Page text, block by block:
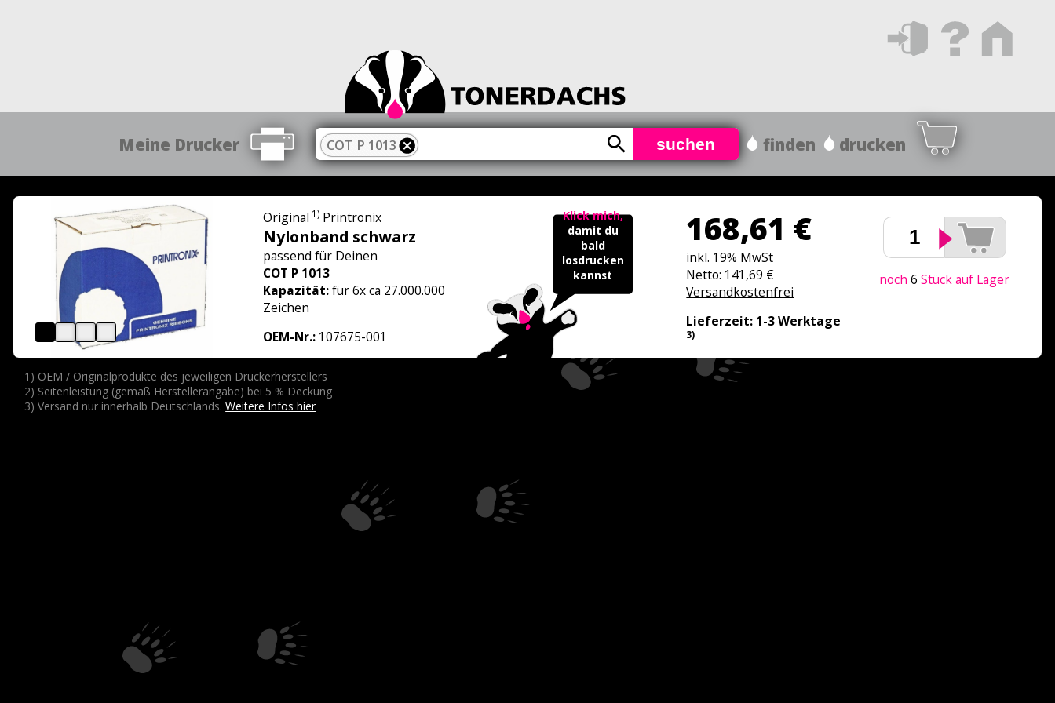
Meine Drucker COT P 1013 suchen finden drucken
Original 1) Printronix
Nylonband schwarz
passend für Deinen
COT P 1013
Kapazität:für 6x ca 27.000.000
Zeichen
OEM-Nr.:107675-001
Klick mich,
damit du
bald
losdrucken
kannst
168,61 €
inkl. 19% MwSt
Netto: 141,69 €
Versandkostenfrei
Lieferzeit: 1-3 Werktage
3)
noch6Stück auf Lager
1) OEM / Originalprodukte des jeweiligen Druckerherstellers
2) Seitenleistung (gemäß Herstellerangabe) bei 5 % Deckung
3) Versand nur innerhalb Deutschlands.Weitere Infos hier